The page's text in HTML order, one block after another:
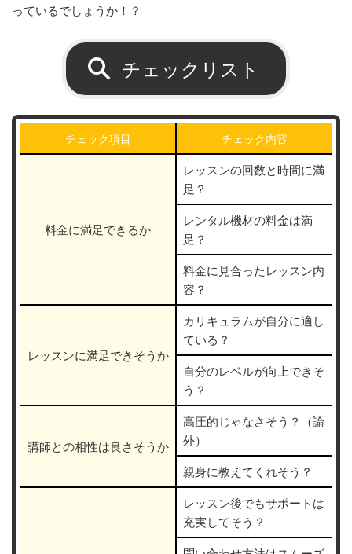
っているでしょうか！？
チェックリスト
チェック項目 チェック内容
料金に満足できるか
レッスンの回数と時間に満
足？
レンタル機材の料金は満
足？
料金に見合ったレッスン内
容？
レッスンに満足できそうか
カリキュラムが自分に適し
ている？
自分のレベルが向上できそ
う？
講師との相性は良さそうか
高圧的じゃなさそう？（論
外）
親身に教えてくれそう？
レッスン後でもサポートは
充実してそう？